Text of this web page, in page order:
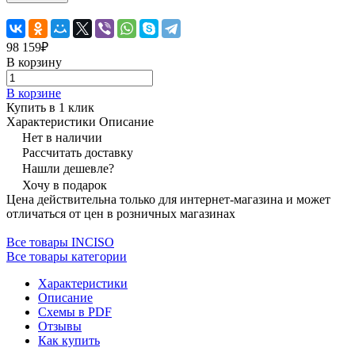
98 159₽
В корзину
В корзине
Купить в 1 клик
Характеристики Описание
Нет в наличии
Рассчитать доставку
Нашли дешевле?
Хочу в подарок
Цена действительна только для интернет-магазина и может
отличаться от цен в розничных магазинах
Все товары INCISO
Все товары категории
Характеристики
Описание
Схемы в PDF
Отзывы
Как купить